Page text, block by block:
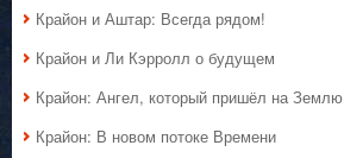
Крайон и Аштар: Всегда рядом!
Крайон и Ли Кэрролл о будущем
Крайон: Ангел, который пришёл на Землю
Крайон: В новом потоке Времени